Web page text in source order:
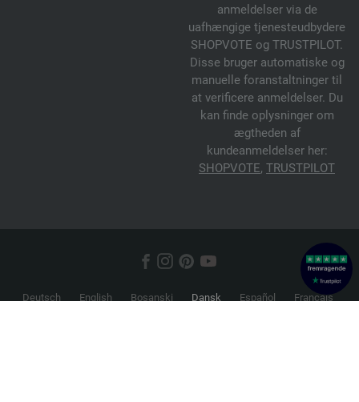
anmeldelser via de
uafhængige tjenesteudbydere
SHOPVOTE og TRUSTPILOT.
Disse bruger automatiske og
manuelle foranstaltninger til
at verificere anmeldelser. Du
kan finde oplysninger om
ægtheden af
kundeanmeldelser her:
SHOPVOTE, TRUSTPILOT
Deutsch English Bosanski Dansk Español
Français